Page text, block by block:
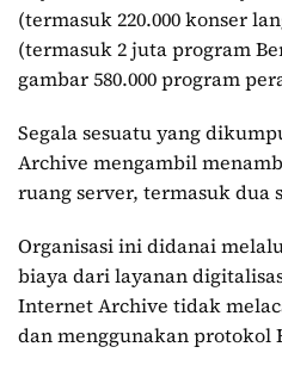
(termasuk 220.000 konser
(termasuk 2 juta program
gambar 580.000 program
Segala sesuatu yang
Archive mengambil
ruang server, termasuk dua
Organisasi ini didanai
biaya dari layanan
Internet Archive tidak
dan menggunakan protokol